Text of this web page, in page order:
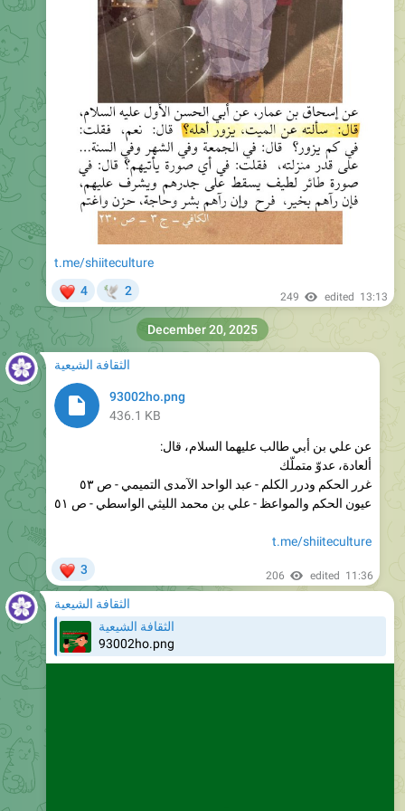
t.me/shiiteculture
الثقافة الشيعية
93002ho.png
عن علي بن أبي طالب عليهما السلام، قال:
غرر الحكم ودرر الكلم - عبد الواحد الآمدى التميمي - ص ٥٣
عيون الحكم والمواعظ - علي بن محمد الليثي الواسطي - ص ٥١
t.me/shiiteculture
206 edited11:36
الثقافة الشيعية
الثقافة الشيعية
93002ho.png